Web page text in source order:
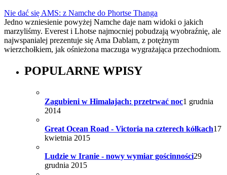
Nie dać się AMS: z Namche do Phortse Thanga
Jedno wzniesienie powyżej Namche daje nam widoki o jakich
marzyliśmy. Everest i Lhotse najmocniej pobudzają wyobraźnię, ale
najwspanialej prezentuje się Ama Dablam, z potężnym
wierzchołkiem, jak ośnieżona maczuga wygrażająca przechodniom.
POPULARNE WPISY
Zagubieni w Himalajach: przetrwać noc1 grudnia
2014
Great Ocean Road - Victoria na czterech kółkach17
kwietnia 2015
Ludzie w Iranie - nowy wymiar gościnności29
grudnia 2015